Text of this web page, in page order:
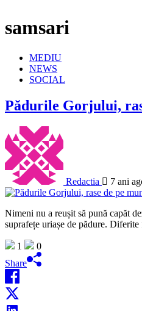
samsari
MEDIU
NEWS
SOCIAL
Pădurile Gorjului,
Redactia 7 ani
Nimeni nu a reușit să pună capăt
suprafețe uriașe de pădure.
1
0
Share